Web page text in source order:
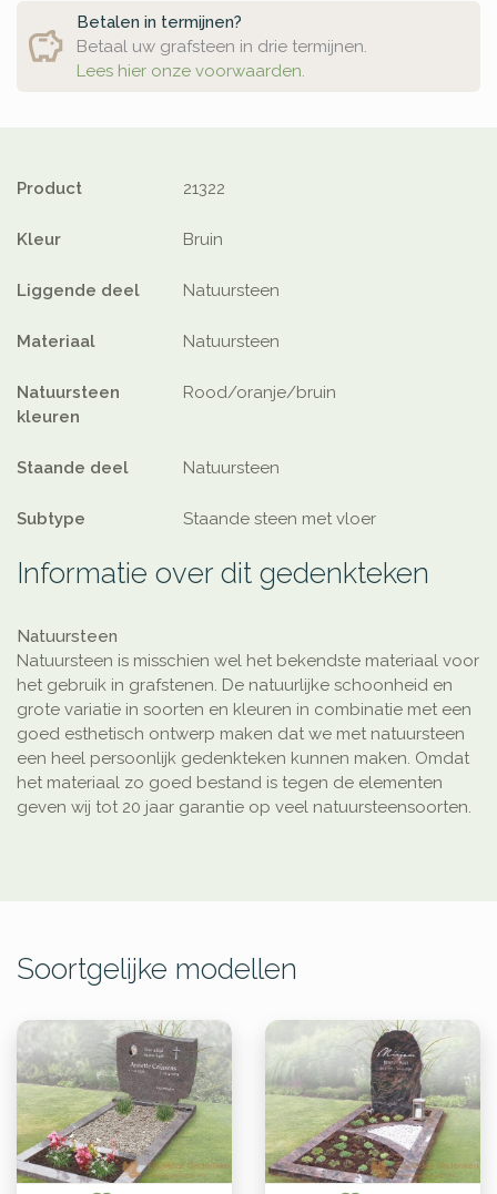
Betalen in termijnen?
Betaal uw grafsteen in drie termijnen.
Lees hier onze voorwaarden.
Product 21322
Kleur Bruin
Liggende deel Natuursteen
Materiaal Natuursteen
Natuursteen
kleuren
Rood/oranje/bruin
Staande deel Natuursteen
Subtype Staande steen met vloer
Informatie over dit gedenkteken
Natuursteen
Natuursteen is misschien wel het bekendste materiaal voor
het gebruik in grafstenen. De natuurlijke schoonheid en
grote variatie in soorten en kleuren in combinatie met een
goed esthetisch ontwerp maken dat we met natuursteen
een heel persoonlijk gedenkteken kunnen maken. Omdat
het materiaal zo goed bestand is tegen de elementen
geven wij tot 20 jaar garantie op veel natuursteensoorten.
Soortgelijke modellen